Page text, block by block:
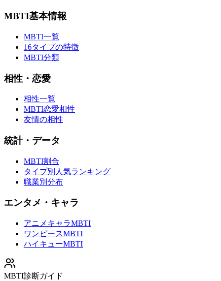
MBTI基本情報
MBTI一覧
16タイプの特徴
MBTI分類
相性・恋愛
相性一覧
MBTI恋愛相性
友情の相性
統計・データ
MBTI割合
タイプ別人気ランキング
職業別分布
エンタメ・キャラ
アニメキャラMBTI
ワンピースMBTI
ハイキューMBTI
MBTI診断ガイド